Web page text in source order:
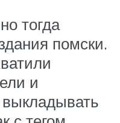
тогда
помски.
и
выкладывать